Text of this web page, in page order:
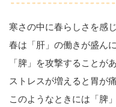
寒さの中に春らしさを感
春は「肝」の働きが盛ん
「脾」を攻撃することが
ストレスが増えると胃が
このようなときには「脾